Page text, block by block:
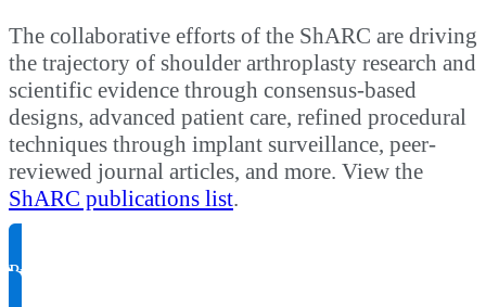
The collaborative efforts of the ShARC are driving
the trajectory of shoulder arthroplasty research and
scientific evidence through consensus-based
designs, advanced patient care, refined procedural
techniques through implant surveillance, peer-
reviewed journal articles, and more. View the
ShARC publications list.
Produktinformationen anfragen